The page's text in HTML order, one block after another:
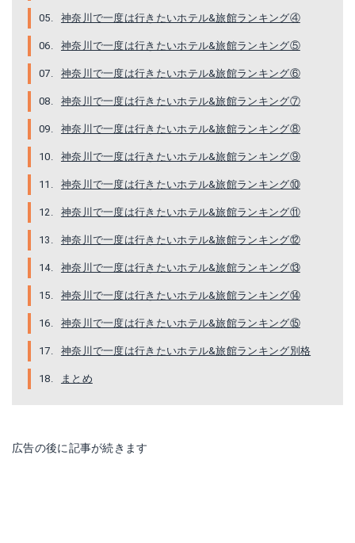
神奈川で一度は行きたいホテル&旅館ランキング④
神奈川で一度は行きたいホテル&旅館ランキング⑤
神奈川で一度は行きたいホテル&旅館ランキング⑥
神奈川で一度は行きたいホテル&旅館ランキング⑦
神奈川で一度は行きたいホテル&旅館ランキング⑧
神奈川で一度は行きたいホテル&旅館ランキング⑨
神奈川で一度は行きたいホテル&旅館ランキング⑩
神奈川で一度は行きたいホテル&旅館ランキング⑪
神奈川で一度は行きたいホテル&旅館ランキング⑫
神奈川で一度は行きたいホテル&旅館ランキング⑬
神奈川で一度は行きたいホテル&旅館ランキング⑭
神奈川で一度は行きたいホテル&旅館ランキング⑮
神奈川で一度は行きたいホテル&旅館ランキング別格
まとめ
広告の後に記事が続きます